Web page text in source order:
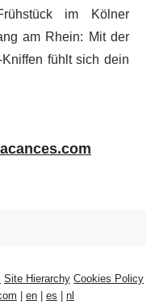
im Kölner
am Rhein: Mit der
fühlt sich dein
Site Hierarchy Cookies Policy
en es nl